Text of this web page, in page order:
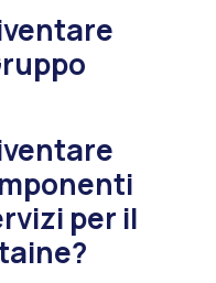
per il